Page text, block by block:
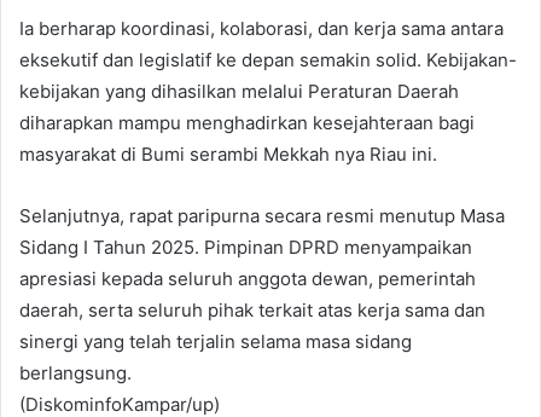
Ia berharap koordinasi, kolaborasi, dan kerja sama antara
eksekutif dan legislatif ke depan semakin solid. Kebijakan-
kebijakan yang dihasilkan melalui Peraturan Daerah
diharapkan mampu menghadirkan kesejahteraan bagi
masyarakat di Bumi serambi Mekkah nya Riau ini.
Selanjutnya, rapat paripurna secara resmi menutup Masa
Sidang I Tahun 2025. Pimpinan DPRD menyampaikan
apresiasi kepada seluruh anggota dewan, pemerintah
daerah, serta seluruh pihak terkait atas kerja sama dan
sinergi yang telah terjalin selama masa sidang
berlangsung.
(DiskominfoKampar/up)